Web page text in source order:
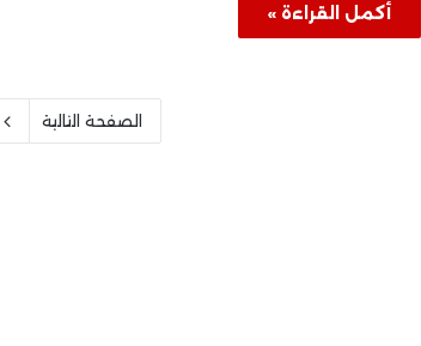
أكمل القراءة »
الصفحة التالية